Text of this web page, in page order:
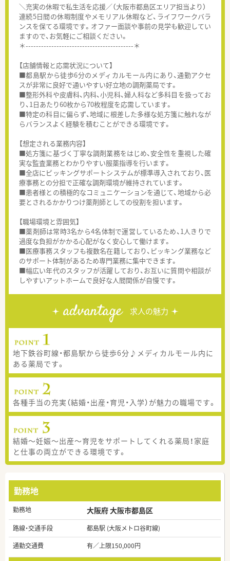
＼充実の休暇で私生活を応援／（大阪市都島区エリア担当より）
連続5日間の休暇制度やメモリアル休暇など、ライフワークバラ
ンスを保てる環境です。オファー面談や事前の見学も歓迎してい
ますので、お気軽にご相談ください。
＊------------------------------------------＊
【店舗情報と応需状況について】
■都島駅から徒歩6分のメディカルモール内にあり、通勤アクセ
スが非常に良好で通いやすい好立地の調剤薬局です。
■整形外科や皮膚科、内科、小児科、婦人科など多科目を扱ってお
り、1日あたり60枚から70枚程度を応需しています。
■特定の科目に偏らず、地域に根差した多様な処方箋に触れなが
らバランスよく経験を積むことができる環境です。
【想定される業務内容】
■処方箋に基づく丁寧な調剤業務をはじめ、安全性を重視した確
実な監査業務とわかりやすい服薬指導を行います。
■全店にピッキングサポートシステムが標準導入されており、医
療事務との分担で正確な調剤環境が維持されています。
■患者様との積極的なコミュニケーションを通じて、地域から必
要とされるかかりつけ薬剤師としての役割を担います。
【職場環境と雰囲気】
■薬剤師は常時3名から4名体制で運営しているため、1人きりで
過度な負担がかかる心配がなく安心して働けます。
■医療事務スタッフも複数名在籍しており、ピッキング業務など
のサポート体制があるため専門業務に集中できます。
■幅広い年代のスタッフが活躍しており、お互いに質問や相談が
しやすいアットホームで良好な人間関係が自慢です。
advantage 求人の魅力
地下鉄谷町線・都島駅から徒歩6分♪メディカルモール内に
ある薬局です。
各種手当の充実（結婚・出産・育児・入学）が魅力の職場です。
結婚～妊娠～出産～育児をサポートしてくれる薬局！家庭
と仕事の両立ができる環境です。
勤務地
勤務地 大阪府 大阪市都島区
路線・交通手段
都島駅 (大阪メトロ谷町線)
通勤交通費
有／上限150,000円